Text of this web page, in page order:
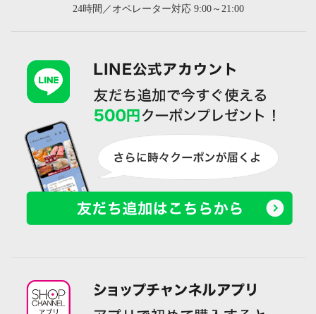
24時間／オペレーター対応 9:00～21:00